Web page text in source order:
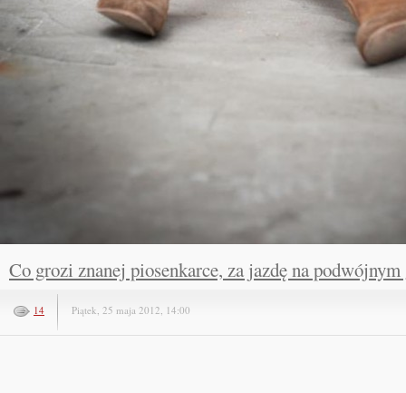
Co grozi znanej piosenkarce, za jazdę na podwójnym
14 Piątek, 25 maja 2012, 14:00